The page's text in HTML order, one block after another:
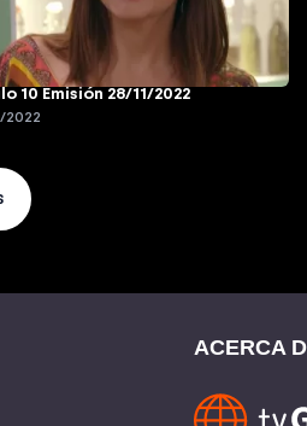
10 Emisión 28/11/2022
2022
ACERCA